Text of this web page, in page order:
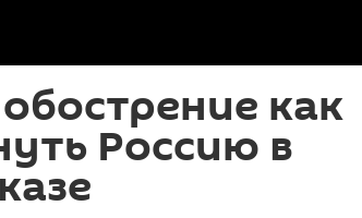
как
Россию в